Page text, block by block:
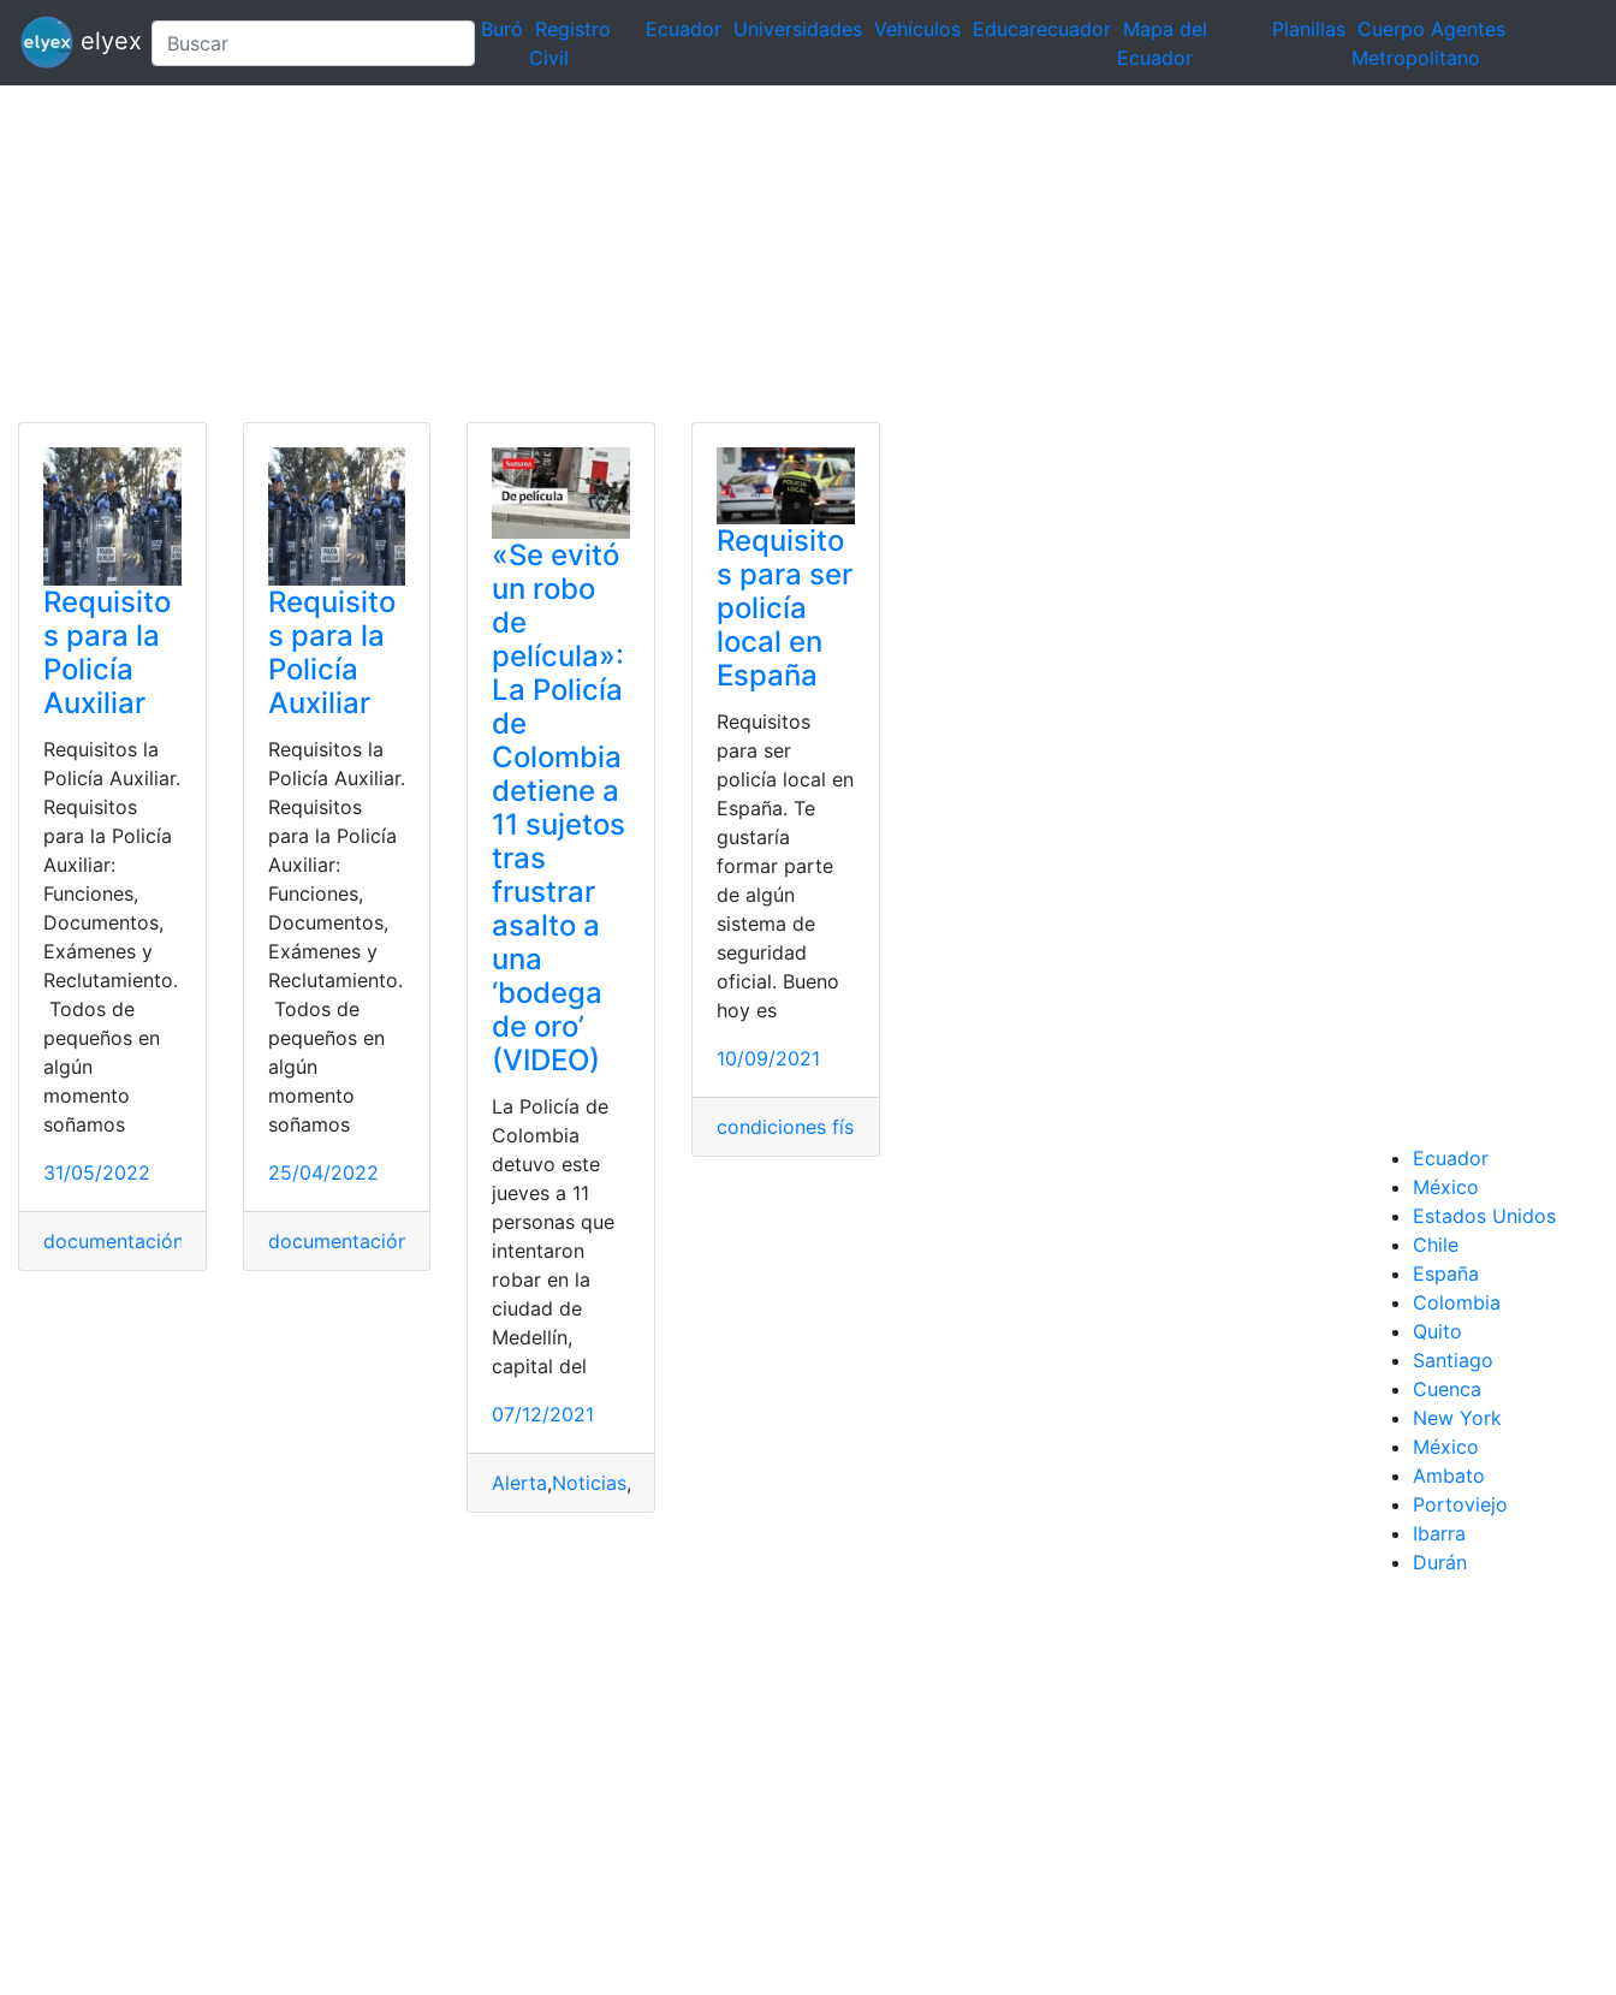
elyex Buró Registro
Civil
Ecuador Universidades Vehículos Educarecuador Mapa del
Ecuador
Planillas Cuerpo Agentes
Metropolitano
Requisito
s para la
Policía
Auxiliar
Requisitos la
Policía Auxiliar.
Requisitos
para la Policía
Auxiliar:
Funciones,
Documentos,
Exámenes y
Reclutamiento.
Todos de
pequeños en
algún
momento
soñamos
31/05/2022
documentación Policía,policía local Policía Nacional
Requisito
s para la
Policía
Auxiliar
Requisitos la
Policía Auxiliar.
Requisitos
para la Policía
Auxiliar:
Funciones,
Documentos,
Exámenes y
Reclutamiento.
Todos de
pequeños en
algún
momento
soñamos
25/04/2022
documentación Policía policía local
«Se evitó
un robo
de
película»:
La Policía
de
Colombia
detiene a
11 sujetos
tras
frustrar
asalto a
una
‘bodega
de oro’
(VIDEO)
La Policía de
Colombia
detuvo este
jueves a 11
personas que
intentaron
robar en la
ciudad de
Medellín,
capital del
07/12/2021
Alerta,Noticias,
Requisito
s para ser
policía
local en
España
Requisitos
para ser
policía local en
España. Te
gustaría
formar parte
de algún
sistema de
seguridad
oficial. Bueno
hoy es
10/09/2021
condiciones físicas y mentales
Ecuador
México
Estados Unidos
Chile
España
Colombia
Quito
Santiago
Cuenca
New York
México
Ambato
Portoviejo
Ibarra
Durán